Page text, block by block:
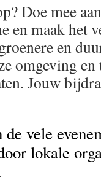
Doe mee
en maak het
en
omgeving
Jouw
vele
lokale